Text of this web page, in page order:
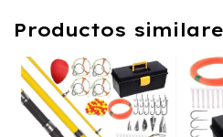
Productos